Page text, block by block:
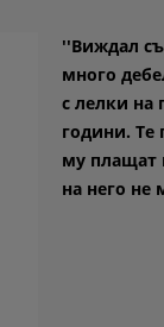
''Виждал
много
с лелки на
години. Те
му плащат
на него не